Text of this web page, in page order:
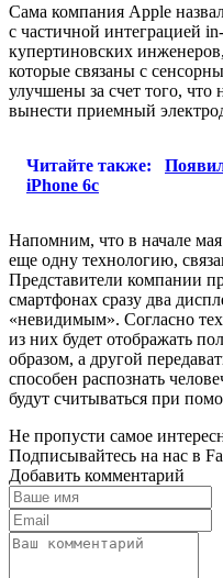
Сама компания Apple
с частичной интеграцией
купертиновских
которые связаны с
улучшены за счет того, что
вынести приемный
Читайте также:
iPhone 6c
Напомним, что в начале
еще одну технологию,
Представители компании
смартфонах сразу два
«невидимым». Согласно
из них будет отображать
образом, а другой
способен распознать
будут считываться при
Не пропусти самое
Подписывайтесь на нас в
Добавить комментарий